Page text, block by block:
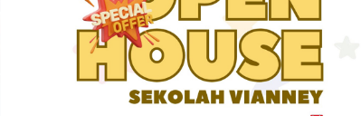
Pembagian
Rapor
Sumatif
Tengah